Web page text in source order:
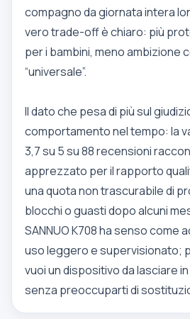
compagno da giornata intera
vero trade-off è chiaro: più
per i bambini, meno ambizione
“universale”.
Il dato che pesa di più sul
comportamento nel tempo: la
3,7 su 5 su 88 recensioni
apprezzato per il rapporto
una quota non trascurabile di
blocchi o guasti dopo alcuni
SANNUO K708 ha senso come
uso leggero e supervisionato;
vuoi un dispositivo da lasciare
senza preoccuparti di